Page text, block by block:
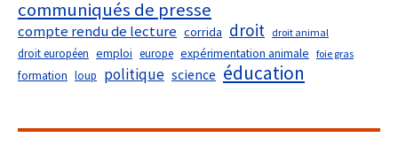
communiqués de presse
compte rendu de lecture corrida droit droit animal
droit européen emploi europe expérimentation animale foie gras
formation loup politique science éducation